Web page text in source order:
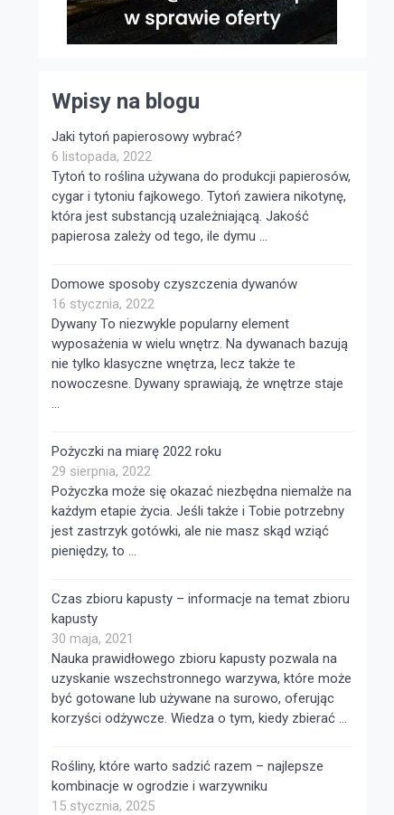
Wpisy na blogu
Jaki tytoń papierosowy wybrać?
6 listopada, 2022
Tytoń to roślina używana do produkcji papierosów,
cygar i tytoniu fajkowego. Tytoń zawiera nikotynę,
która jest substancją uzależniającą. Jakość
papierosa zależy od tego, ile dymu …
Domowe sposoby czyszczenia dywanów
16 stycznia, 2022
Dywany To niezwykle popularny element
wyposażenia w wielu wnętrz. Na dywanach bazują
nie tylko klasyczne wnętrza, lecz także te
nowoczesne. Dywany sprawiają, że wnętrze staje
…
Pożyczki na miarę 2022 roku
29 sierpnia, 2022
Pożyczka może się okazać niezbędna niemalże na
każdym etapie życia. Jeśli także i Tobie potrzebny
jest zastrzyk gotówki, ale nie masz skąd wziąć
pieniędzy, to …
Czas zbioru kapusty – informacje na temat zbioru
kapusty
30 maja, 2021
Nauka prawidłowego zbioru kapusty pozwala na
uzyskanie wszechstronnego warzywa, które może
być gotowane lub używane na surowo, oferując
korzyści odżywcze. Wiedza o tym, kiedy zbierać …
Rośliny, które warto sadzić razem – najlepsze
kombinacje w ogrodzie i warzywniku
15 stycznia, 2025